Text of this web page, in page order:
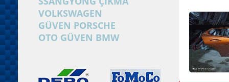
VOLKSWAGEN
GÜVEN PORSCHE
OTO GÜVEN BMW